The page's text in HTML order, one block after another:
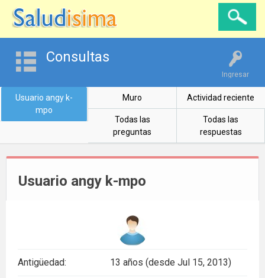
Ingresar
Consultas
Usuario angy k-
mpo
Muro Actividad reciente
Todas las
preguntas
Todas las
respuestas
Usuario angy k-mpo
Antigüedad: 13 años (desde Jul 15, 2013)